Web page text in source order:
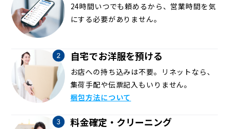
24時間いつでも頼めるから、営業時間を気
にする必要がありません。
自宅でお洋服を預ける
お店への持ち込みは不要。リネットなら、
集荷手配や伝票記入もいりません。
梱包方法について
料金確定・クリーニング